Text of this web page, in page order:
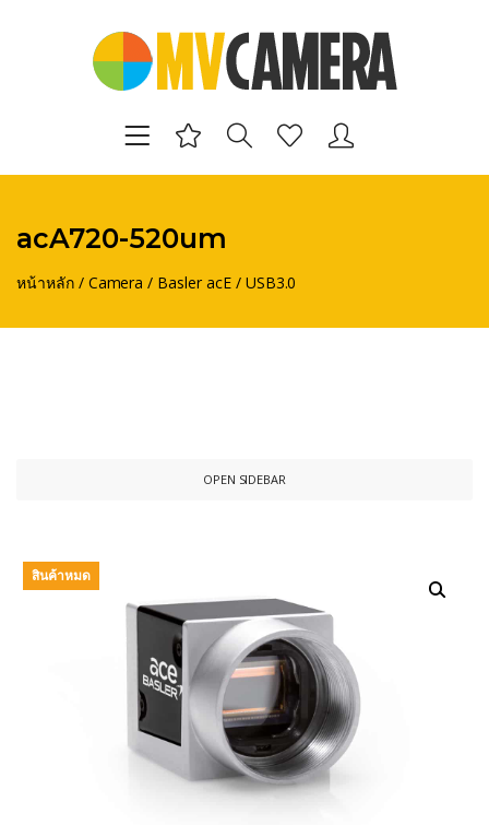
acA720-520um
หน้าหลัก/ Camera / Basler acE/ USB3.0
OPEN SIDEBAR
สินค้าหมด